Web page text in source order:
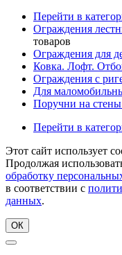
Перейти в
Ограждения
товаров
Ограждения для
Ковка. Лофт.
Ограждения с
Для
Поручни на
Перейти в
Этот сайт использует
Продолжая
обработку
в соответствии с
данных.
ОК